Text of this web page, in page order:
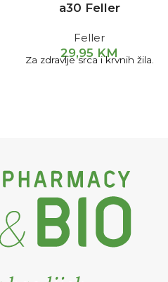
a30 Feller
Feller
29,95 KM
Za zdravlje srca i krvnih žila.